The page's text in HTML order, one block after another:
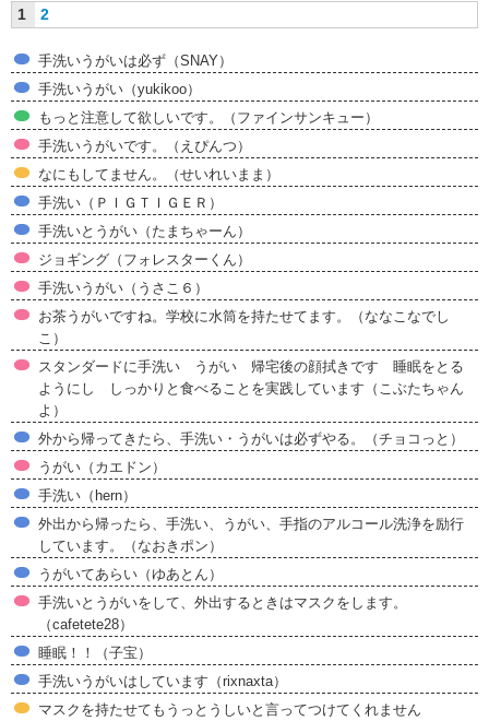
1 2
手洗いうがいは必ず（SNAY）
手洗いうがい（yukikoo）
もっと注意して欲しいです。（ファインサンキュー）
手洗いうがいです。（えぴんつ）
なにもしてません。（せいれいまま）
手洗い（ＰＩＧＴＩＧＥＲ）
手洗いとうがい（たまちゃーん）
ジョギング（フォレスターくん）
手洗いうがい（うさこ６）
お茶うがいですね。学校に水筒を持たせてます。（ななこなでし
こ）
スタンダードに手洗い うがい 帰宅後の顔拭きです 睡眠をとる
ようにし しっかりと食べることを実践しています（こぶたちゃん
よ）
外から帰ってきたら、手洗い・うがいは必ずやる。（チョコっと）
うがい（カエドン）
手洗い（hern）
外出から帰ったら、手洗い、うがい、手指のアルコール洗浄を励行
しています。（なおきポン）
うがいてあらい（ゆあとん）
手洗いとうがいをして、外出するときはマスクをします。
（cafetete28）
睡眠！！（子宝）
手洗いうがいはしています（rixnaxta）
マスクを持たせてもうっとうしいと言ってつけてくれません